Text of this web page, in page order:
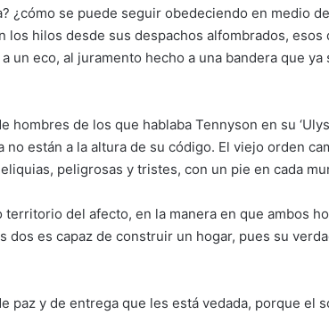
¿cómo se puede seguir obedeciendo en medio
los hilos desde sus despachos alfombrados, esos
un eco, al juramento hecho a una bandera que
hombres de los que hablaba Tennyson en su
están a la altura de su código. El viejo orden
peligrosas y tristes, con un pie en cada
territorio del afecto, en la manera en que ambos
dos es capaz de construir un hogar, pues su
paz y de entrega que les está vedada, porque el